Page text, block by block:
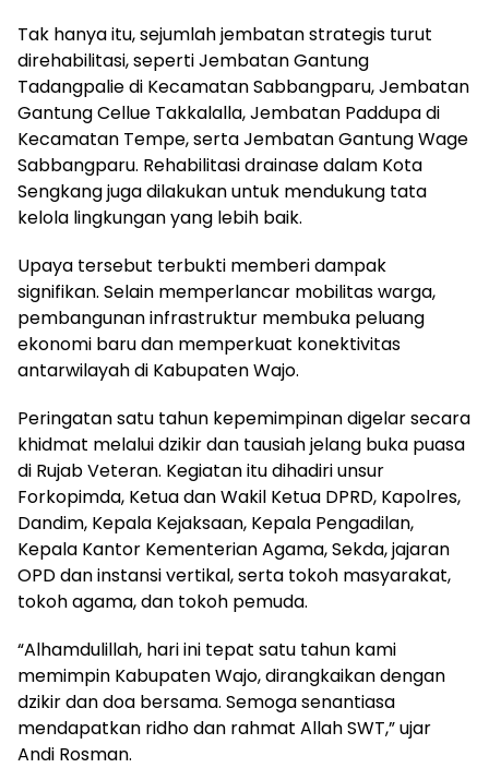
Tak hanya itu, sejumlah jembatan strategis turut
direhabilitasi, seperti Jembatan Gantung
Tadangpalie di Kecamatan Sabbangparu, Jembatan
Gantung Cellue Takkalalla, Jembatan Paddupa di
Kecamatan Tempe, serta Jembatan Gantung Wage
Sabbangparu. Rehabilitasi drainase dalam Kota
Sengkang juga dilakukan untuk mendukung tata
kelola lingkungan yang lebih baik.
Upaya tersebut terbukti memberi dampak
signifikan. Selain memperlancar mobilitas warga,
pembangunan infrastruktur membuka peluang
ekonomi baru dan memperkuat konektivitas
antarwilayah di Kabupaten Wajo.
Peringatan satu tahun kepemimpinan digelar secara
khidmat melalui dzikir dan tausiah jelang buka puasa
di Rujab Veteran. Kegiatan itu dihadiri unsur
Forkopimda, Ketua dan Wakil Ketua DPRD, Kapolres,
Dandim, Kepala Kejaksaan, Kepala Pengadilan,
Kepala Kantor Kementerian Agama, Sekda, jajaran
OPD dan instansi vertikal, serta tokoh masyarakat,
tokoh agama, dan tokoh pemuda.
“Alhamdulillah, hari ini tepat satu tahun kami
memimpin Kabupaten Wajo, dirangkaikan dengan
dzikir dan doa bersama. Semoga senantiasa
mendapatkan ridho dan rahmat Allah SWT,” ujar
Andi Rosman.